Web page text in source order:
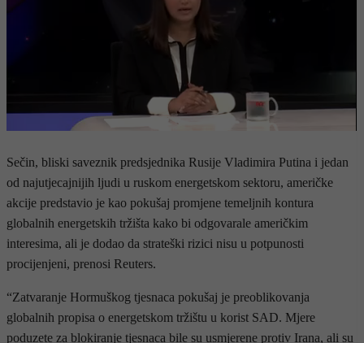
Sečin, bliski saveznik predsjednika Rusije Vladimira Putina i jedan
od najutjecajnijih ljudi u ruskom energetskom sektoru, američke
akcije predstavio je kao pokušaj promjene temeljnih kontura
globalnih energetskih tržišta kako bi odgovarale američkim
interesima, ali je dodao da strateški rizici nisu u potpunosti
procijenjeni, prenosi Reuters.
“Zatvaranje Hormuškog tjesnaca pokušaj je preoblikovanja
globalnih propisa o energetskom tržištu u korist SAD. Mjere
poduzete za blokiranje tjesnaca bile su usmjerene protiv Irana, ali su